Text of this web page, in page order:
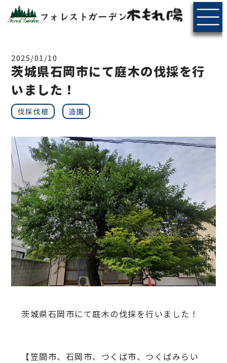
2025/01/10
茨城県石岡市にて庭木の伐採を行
いました！
伐採伐根 造園
茨城県石岡市にて庭木の伐採を行いました！
【笠間市、石岡市、つくば市、つくばみらい